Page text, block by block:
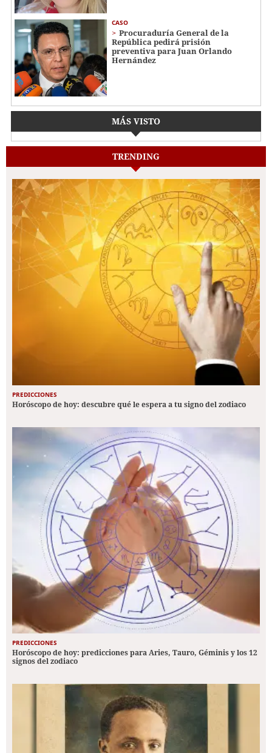
CASO
Procuraduría General de la
República pedirá prisión
preventiva para Juan Orlando
Hernández
MÁS VISTO
TRENDING
PREDICCIONES
Horóscopo de hoy: descubre qué le espera a tu signo del zodiaco
PREDICCIONES
Horóscopo de hoy: predicciones para Aries, Tauro, Géminis y los 12
signos del zodiaco